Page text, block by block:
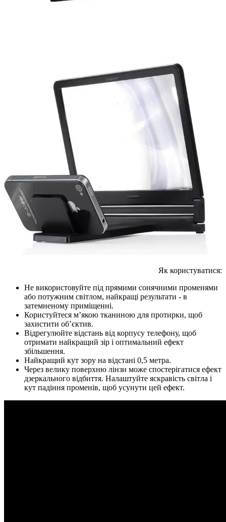
Як користуватися:
Не використовуйте під прямими сонячними променями
або потужним світлом, найкращі результати - в
затемненому приміщенні.
Користуйтеся м’якою тканиною для протирки, щоб
захистити об’єктив.
Відрегулюйте відстань від корпусу телефону, щоб
отримати найкращий зір і оптимальний ефект
збільшення.
Найкращий кут зору на відстані 0,5 метра.
Через велику поверхню лінзи може спостерігатися ефект
дзеркального відбиття. Налаштуйте яскравість світла і
кут падіння променів, щоб усунути цей ефект.